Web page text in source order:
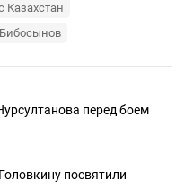
Казахстан
перед боем
посвятили